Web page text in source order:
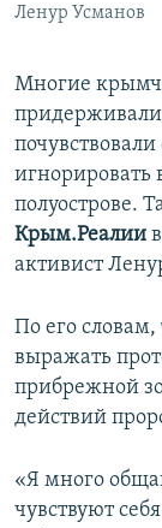
Все сайты
Ленур Усманов
Многие
игнорировать
полуострове.
Крым.Реалии
активист
По его
выражать
прибрежной
действий
«Я много
чувствуют